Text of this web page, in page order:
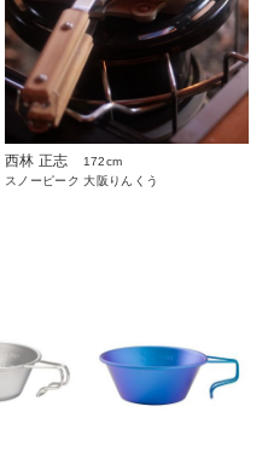
西林 正志
172cm
スノーピーク 大阪りんくう